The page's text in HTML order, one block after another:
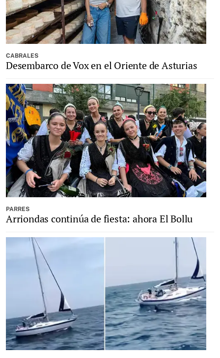
CABRALES
Desembarco de Vox en el Oriente de Asturias
PARRES
Arriondas continúa de fiesta: ahora El Bollu